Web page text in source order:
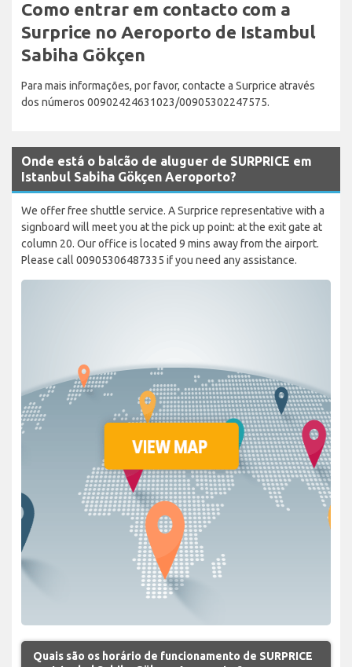
Como entrar em contacto com a
Surprice no Aeroporto de Istambul
Sabiha Gökçen
Para mais informações, por favor, contacte a Surprice através
dos números 00902424631023/00905302247575.
Onde está o balcão de aluguer de SURPRICE em
Istanbul Sabiha Gökçen Aeroporto?
We offer free shuttle service. A Surprice representative with a
signboard will meet you at the pick up point: at the exit gate at
column 20. Our office is located 9 mins away from the airport.
Please call 00905306487335 if you need any assistance.
Quais são os horário de funcionamento de SURPRICE